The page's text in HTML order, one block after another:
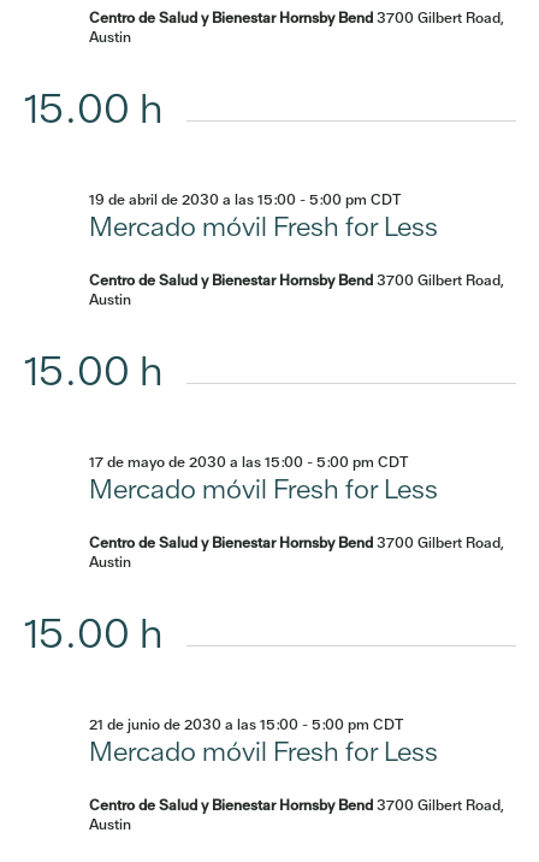
Centro de Salud y Bienestar Hornsby Bend3700 Gilbert Road,
Austin
15.00 h
Mercado móvil Fresh for Less
19 de abril de 2030 a las 15:00-5:00 pm CDT
Centro de Salud y Bienestar Hornsby Bend3700 Gilbert Road,
Austin
15.00 h
Mercado móvil Fresh for Less
17 de mayo de 2030 a las 15:00-5:00 pm CDT
Centro de Salud y Bienestar Hornsby Bend3700 Gilbert Road,
Austin
15.00 h
Mercado móvil Fresh for Less
21 de junio de 2030 a las 15:00-5:00 pm CDT
Centro de Salud y Bienestar Hornsby Bend3700 Gilbert Road,
Austin